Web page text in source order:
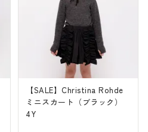
【SALE】Christina Rohde
ミニスカート（ブラック）
4Y